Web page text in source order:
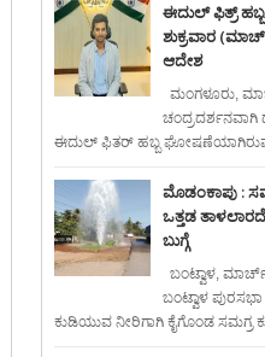
ಈದುಲ್ ಫಿತ್ರ್
ಶುಕ್ರವಾರ
ಆದೇಶ
ಮಂಗಳೂರು,
ಚಂದ್ರದರ್ಶನವಾಗಿ
ಈದುಲ್ ಫಿತರ್ ಹಬ್ಬ
ಮೊಡಂಕಾಪು :
ಒತ್ತಡ
ಬುಗ್ಗೆ
ಬಂಟ್ವಾಳ,
ಬಂಟ್ವಾಳ
ಕುಡಿಯುವ ನೀರಿಗಾಗಿ ಕೈಗೊಂಡ